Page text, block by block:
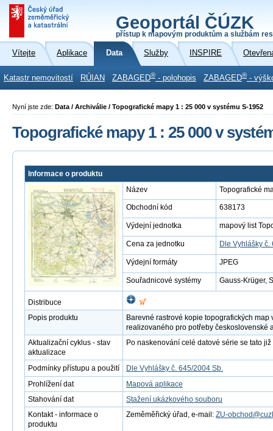
Geoportál ČÚZK
přístup k mapovým produktům a službám
Vítejte Aplikace Data Služby INSPIRE
Katastr nemovitostí RÚIAN ZABAGED® - polohopis ZABAGED® -
Nyní jste zde: Data / Archiválie / Topografické mapy 1 : 25 000 v systému S-1952
Topografické mapy 1 : 25 000 v
Informace o produktu
Název
Topografické
Obchodní kód 638173
Výdejní jednotka mapový list
Cena za jednotku Dle Vyhlášky č.
Výdejní formáty JPEG
Souřadnicové systémy Gauss-Krüger,
Distribuce
Popis produktu
Barevné rastrové kopie topografických
realizovaného pro potřeby československé
Aktualizační cyklus - stav
aktualizace
Po naskenování celé datové série se tato
Podmínky přístupu a použití
Dle Vyhlášky č. 645/2004 Sb.
Prohlížení dat
Mapová aplikace
Stahování dat
Stažení ukázkového souboru
Kontakt - informace o
produktu
Zeměměřický úřad, e-mail: ZU-